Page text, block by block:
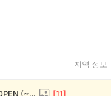
지역 정보
전원 1,000캐시! 🥳 우리 동네 썰전 14회차 OPEN (~8/17) [11]